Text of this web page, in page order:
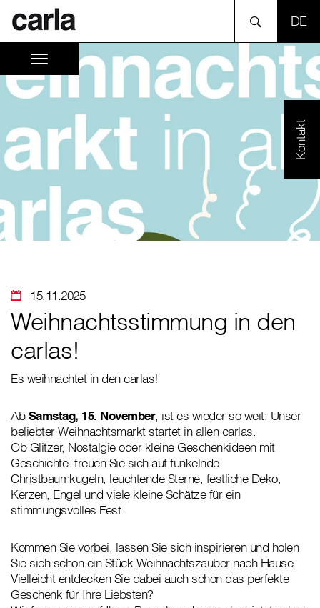
Kontakt
15.11.2025
Weihnachtsstimmung in den
carlas!
Es weihnachtet in den carlas!
AbSamstag, 15. November, ist es wieder so weit: Unser
beliebter Weihnachtsmarkt startet in allen carlas.
Ob Glitzer, Nostalgie oder kleine Geschenkideen mit
Geschichte: freuen Sie sich auf funkelnde
Christbaumkugeln, leuchtende Sterne, festliche Deko,
Kerzen, Engel und viele kleine Schätze für ein
stimmungsvolles Fest.
Kommen Sie vorbei, lassen Sie sich inspirieren und holen
Sie sich schon ein Stück Weihnachtszauber nach Hause.
Vielleicht entdecken Sie dabei auch schon das perfekte
Geschenk für Ihre Liebsten?